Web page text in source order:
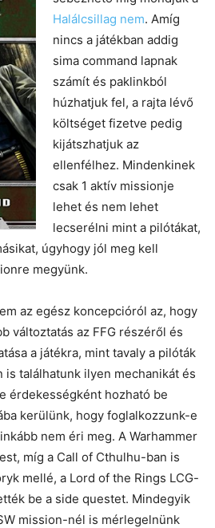
Halálcsillag nem. Amíg
nincs a játékban addig
sima command lapnak
számít és paklinkból
húzhatjuk fel, a rajta lévő
költséget fizetve pedig
kijátszhatjuk az
ellenfélhez. Mindenkinek
csak 1 aktív missionje
lehet és nem lehet
lecserélni mint a pilótákat,
úgyhogy jól meg kell
megyünk.
az egész koncepcióról az, hogy
változtatás az FFG részéről és
a játékra, mint tavaly a pilóták
is találhatunk ilyen mechanikát és
érdekességként hozható be
kerülünk, hogy foglalkozzunk-e
nem éri meg. A Warhammer
míg a Call of Cthulhu-ban is
mellé, a Lord of the Rings LCG-
be a side questet. Mindegyik
mission-nél is mérlegelnünk